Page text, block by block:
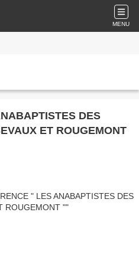
MENU
DES
ET ROUGEMONT